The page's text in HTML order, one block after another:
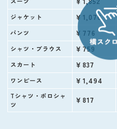
ジャケット ￥1,076
パンツ ￥776
シャツ・ブラウス ￥759
スカート ￥837
ワンピース ￥1,494
Tシャツ・ポロシャ
ツ
￥817